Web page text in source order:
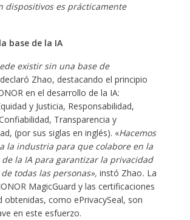
dispositivos es prácticamente
base de la IA
existir sin una base de
Zhao, destacando el principio
en el desarrollo de la IA:
y Justicia, Responsabilidad,
Transparencia y
(por sus siglas en inglés). «Hacemos
la industria para que colabore en la
la IA para garantizar la privacidad
todas las personas», instó Zhao. La
MagicGuard y las certificaciones
obtenidas, como ePrivacySeal, son
en este esfuerzo.